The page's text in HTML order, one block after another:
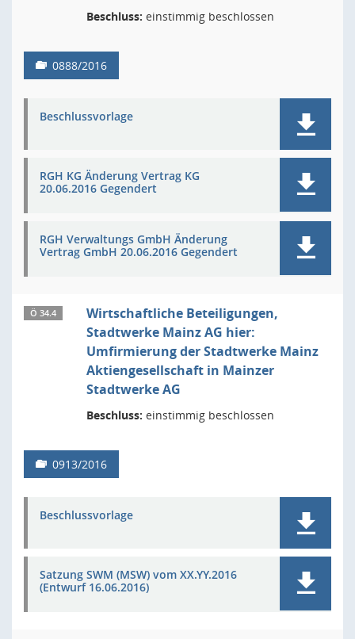
Beschluss: einstimmig beschlossen
0888/2016
Beschlussvorlage
RGH KG Änderung Vertrag KG
20.06.2016 Gegendert
RGH Verwaltungs GmbH Änderung
Vertrag GmbH 20.06.2016 Gegendert
Ö 34.4
Wirtschaftliche Beteiligungen,
Stadtwerke Mainz AG hier:
Umfirmierung der Stadtwerke Mainz
Aktiengesellschaft in Mainzer
Stadtwerke AG
Beschluss: einstimmig beschlossen
0913/2016
Beschlussvorlage
Satzung SWM (MSW) vom XX.YY.2016
(Entwurf 16.06.2016)